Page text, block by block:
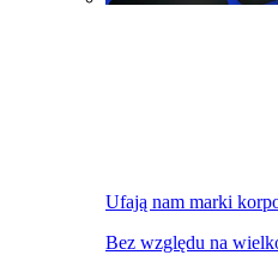
Ufają nam marki
Bez względu na